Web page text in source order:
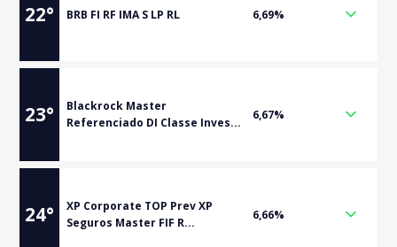
22° BRB FI RF IMA S LP RL 6,69%
23°
Blackrock Master
Referenciado DI Classe Inves...
6,67%
24°
XP Corporate TOP Prev XP
Seguros Master FIF R...
6,66%